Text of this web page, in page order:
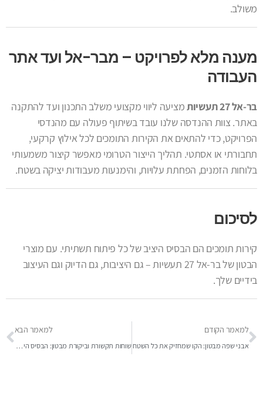
משולב.
מענה מלא לפרויקט – מבר-אל ועד אתר
העבודה
בר-אל 27 תעשיות
מציעה ליווי מקצועי משלב התכנון ועד להתקנה
באתר. צוות ההנדסה שלנו עובד בשיתוף פעולה עם מהנדסי
הפרויקט, כדי להתאים את הקירות התומכים לכל אילוץ קרקעי,
תחבורתי או אסתטי. תהליך הייצור הטרומי מאפשר קיצור משמעותי
בלוחות הזמנים, הפחתת עלויות, והימנעות מעבודות יציקה בשטח.
לסיכום
קירות תומכים הם הבסיס היציב של כל פיתוח תשתיתי. עם מוצרי
הבטון של בר-אל 27 תעשיות – גם היציבות, גם הדיוק וגם העיצוב
בידיים שלך.
למאמר הקודם
אבני שפה מבטון: הקו שמחזיק את כל השטח
למאמר הבא
שוחות תקשורת וביקורת מבטון: הבסיס היציב של עולם התשתיות